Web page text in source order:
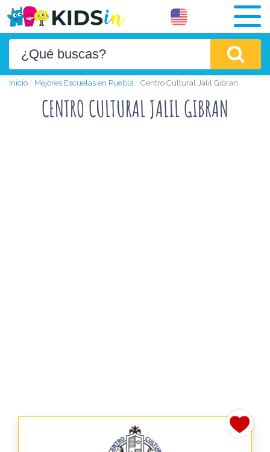
Inicio Mejores Escuelas en Puebla Centro Cultural Jalil Gibran
CENTRO CULTURAL JALIL GIBRAN